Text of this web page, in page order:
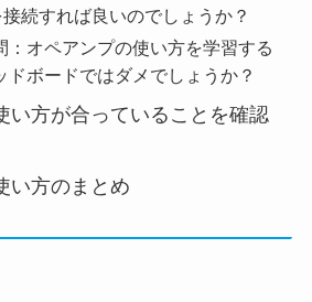
続すれば良いのでしょうか？
：オペアンプの使い方を学習する
ドボードではダメでしょうか？
い方が合っていることを確認
い方のまとめ